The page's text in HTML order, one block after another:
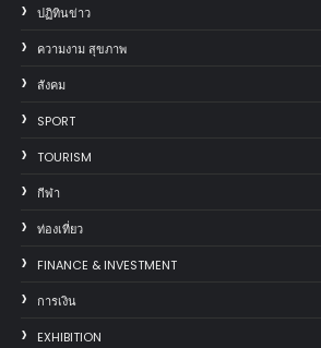
ปฏิทินข่าว
ความงาม สุขภาพ
สังคม
SPORT
TOURISM
กีฬา
ท่องเที่ยว
FINANCE & INVESTMENT
การเงิน
EXHIBITION